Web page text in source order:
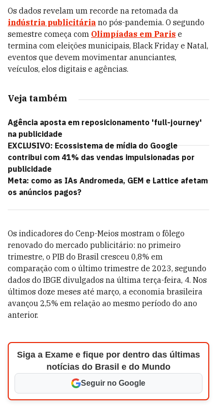
Os dados revelam um recorde na retomada da
indústria publicitária no pós-pandemia. O segundo
semestre começa com Olimpíadas em Paris e
termina com eleições municipais, Black Friday e Natal,
eventos que devem movimentar anunciantes,
veículos, elos digitais e agências.
Veja também
Agência aposta em reposicionamento 'full-journey'
na publicidade
EXCLUSIVO: Ecossistema de mídia do Google
contribui com 41% das vendas impulsionadas por
publicidade
Meta: como as IAs Andromeda, GEM e Lattice afetam
os anúncios pagos?
Os indicadores do Cenp-Meios mostram o fôlego
renovado do mercado publicitário: no primeiro
trimestre, o PIB do Brasil cresceu 0,8% em
comparação com o último trimestre de 2023, segundo
dados do IBGE divulgados na última terça-feira, 4. Nos
últimos doze meses até março, a economia brasileira
avançou 2,5% em relação ao mesmo período do ano
anterior.
Siga a Exame e fique por dentro das últimas
notícias do Brasil e do Mundo
Seguir no Google